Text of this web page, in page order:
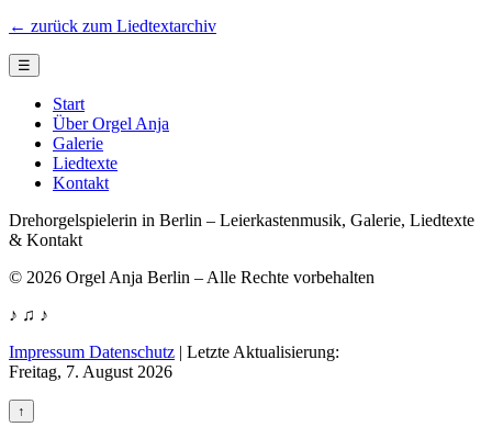
← zurück zum Liedtextarchiv
☰
Start
Über Orgel Anja
Galerie
Liedtexte
Kontakt
Drehorgelspielerin in Berlin – Leierkastenmusik, Galerie, Liedtexte
& Kontakt
© 2026 Orgel Anja Berlin – Alle Rechte vorbehalten
♪ ♫ ♪
Impressum Datenschutz | Letzte Aktualisierung:
Freitag, 7. August 2026
↑